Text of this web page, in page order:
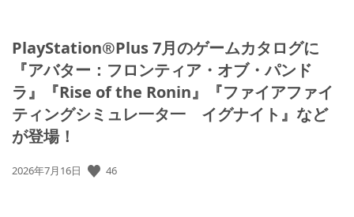
PlayStation®Plus 7月のゲームカタログに
『アバター：フロンティア・オブ・パンド
ラ』『Rise of the Ronin』『ファイアファイ
ティングシミュレ一タ一 イグナイト』など
が登場！
公
2026年7月16日 46